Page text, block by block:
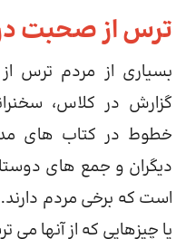
ترس از صحبت
بسیاری از مردم ترس از
گزارش در کلاس،
خطوط در کتاب های
دیگران و جمع های
است که برخی مردم دارند.
یا چیزهایی که از آنها می